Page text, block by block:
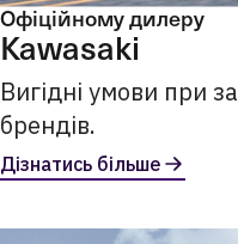
Офіційному дилеру
Kawasaki
Вигідні умови при
брендів.
Дізнатись більше